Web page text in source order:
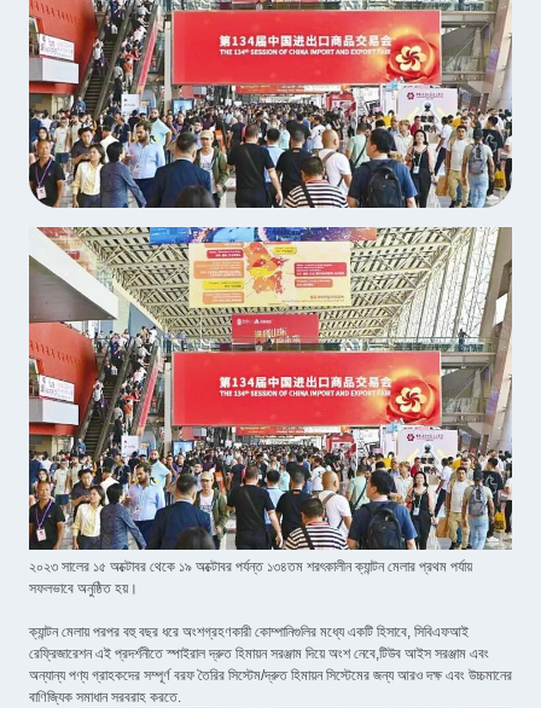
২০২৩ সালের ১৫ অক্টোবর থেকে ১৯ অক্টোবর পর্যন্ত ১৩৪তম শরৎকালীন ক্যান্টন মেলার প্রথম পর্যায়
সফলভাবে অনুষ্ঠিত হয়।
ক্যান্টন মেলায় পরপর বহু বছর ধরে অংশগ্রহণকারী কোম্পানিগুলির মধ্যে একটি হিসাবে, সিবিএফআই
রেফ্রিজারেশন এই প্রদর্শনীতে স্পাইরাল দ্রুত হিমায়ন সরঞ্জাম দিয়ে অংশ নেবে,টিউব আইস সরঞ্জাম এবং
অন্যান্য পণ্য গ্রাহকদের সম্পূর্ণ বরফ তৈরির সিস্টেম/দ্রুত হিমায়ন সিস্টেমের জন্য আরও দক্ষ এবং উচ্চমানের
বাণিজ্যিক সমাধান সরবরাহ করতে.